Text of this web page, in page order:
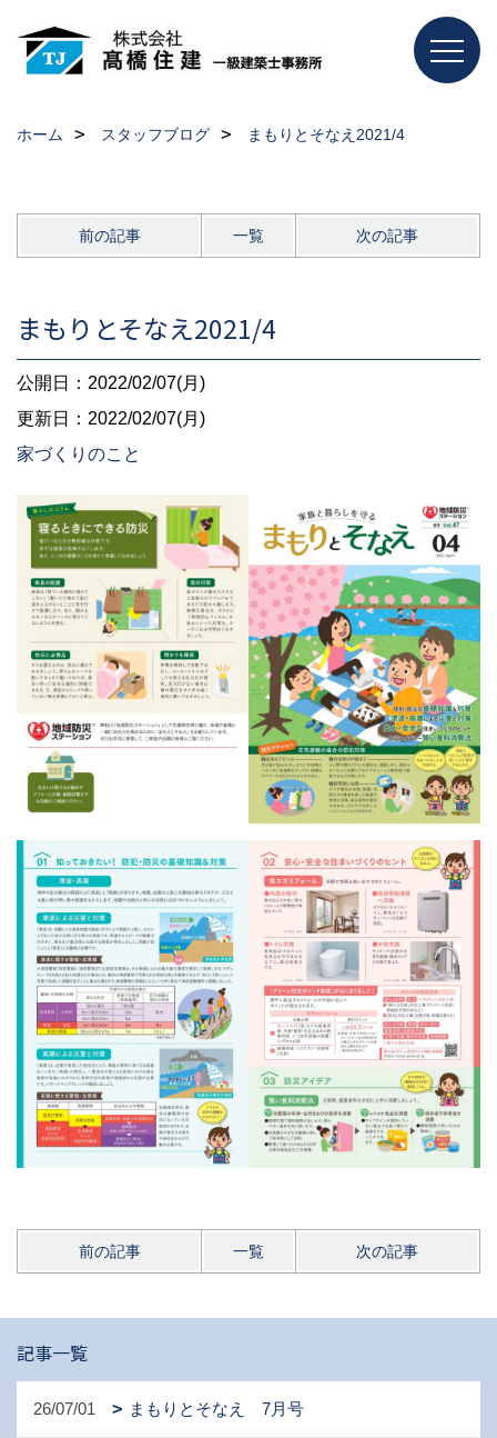
ホーム スタッフブログ まもりとそなえ2021/4
前の記事 一覧 次の記事
まもりとそなえ2021/4
公開日：2022/02/07(月)
更新日：2022/02/07(月)
家づくりのこと
前の記事 一覧 次の記事
記事一覧
26/07/01 まもりとそなえ 7月号